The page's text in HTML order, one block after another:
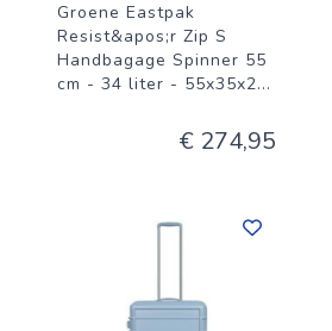
Groene Eastpak
Resist&apos;r Zip S
Handbagage Spinner 55
cm - 34 liter - 55x35x2...
€ 274,95